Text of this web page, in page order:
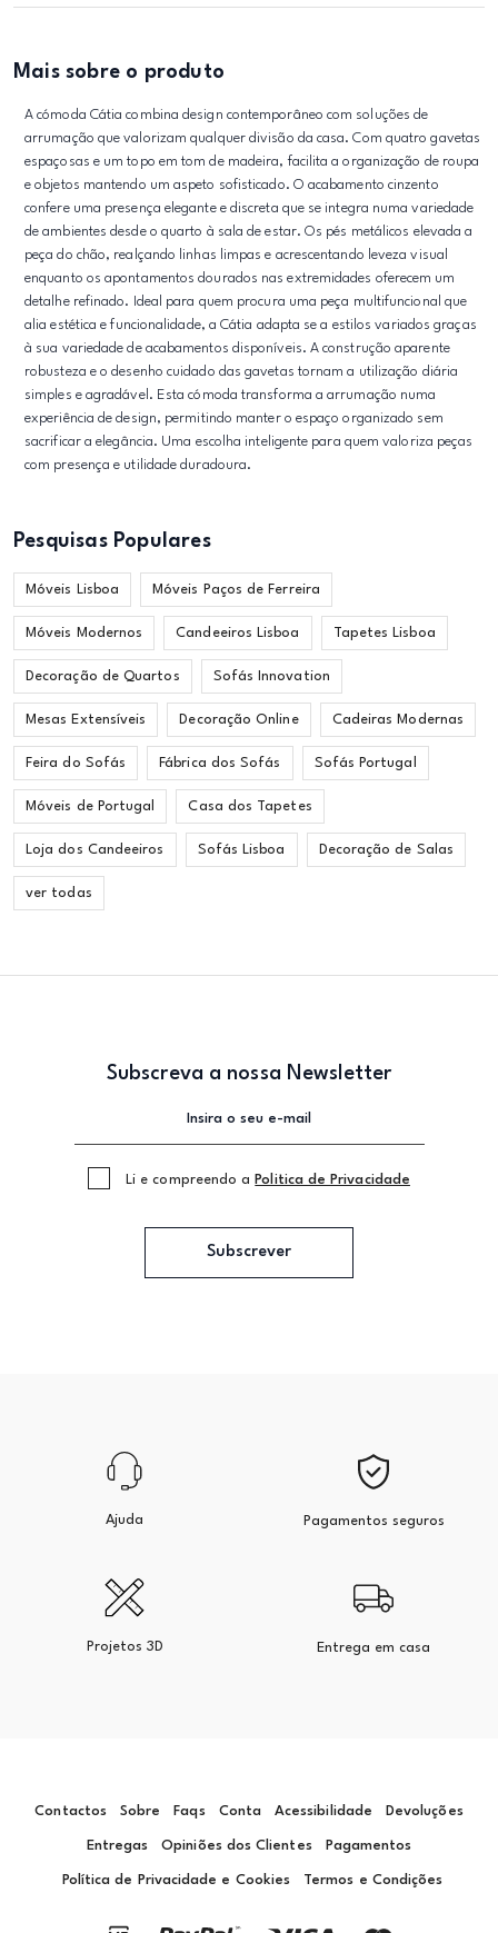
Mais sobre o produto
A cómoda Cátia combina design contemporâneo com soluções de
arrumação que valorizam qualquer divisão da casa. Com quatro gavetas
espaçosas e um topo em tom de madeira, facilita a organização de roupa
e objetos mantendo um aspeto sofisticado. O acabamento cinzento
confere uma presença elegante e discreta que se integra numa variedade
de ambientes desde o quarto à sala de estar. Os pés metálicos elevada a
peça do chão, realçando linhas limpas e acrescentando leveza visual
enquanto os apontamentos dourados nas extremidades oferecem um
detalhe refinado. Ideal para quem procura uma peça multifuncional que
alia estética e funcionalidade, a Cátia adapta se a estilos variados graças
à sua variedade de acabamentos disponíveis. A construção aparente
robusteza e o desenho cuidado das gavetas tornam a utilização diária
simples e agradável. Esta cómoda transforma a arrumação numa
experiência de design, permitindo manter o espaço organizado sem
sacrificar a elegância. Uma escolha inteligente para quem valoriza peças
com presença e utilidade duradoura.
Pesquisas Populares
Móveis Lisboa Móveis Paços de Ferreira
Móveis Modernos Candeeiros Lisboa Tapetes Lisboa
Decoração de Quartos Sofás Innovation
Mesas Extensíveis Decoração Online Cadeiras Modernas
Feira do Sofás Fábrica dos Sofás Sofás Portugal
Móveis de Portugal Casa dos Tapetes
Loja dos Candeeiros Sofás Lisboa Decoração de Salas
ver todas
Subscreva a nossa Newsletter
Li e compreendo a Politica de Privacidade
Subscrever
Ajuda Pagamentos seguros
Projetos 3D Entrega em casa
Contactos Sobre Faqs Conta Acessibilidade Devoluções
Entregas Opiniões dos Clientes Pagamentos
Política de Privacidade e Cookies Termos e Condições